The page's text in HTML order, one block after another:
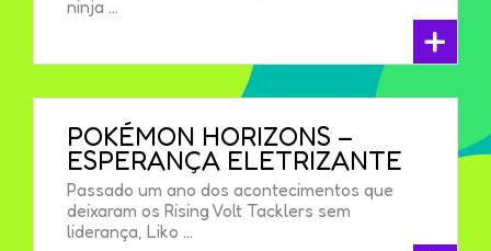
ninja ...
+
POKÉMON HORIZONS –
ESPERANÇA ELETRIZANTE
Passado um ano dos acontecimentos que
deixaram os Rising Volt Tacklers sem
liderança, Liko ...